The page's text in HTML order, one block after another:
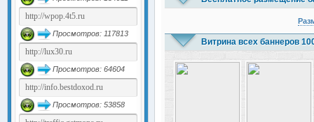
Просмотров: 117813
Просмотров: 64604
Просмотров: 53858
Витрина всех баннеров